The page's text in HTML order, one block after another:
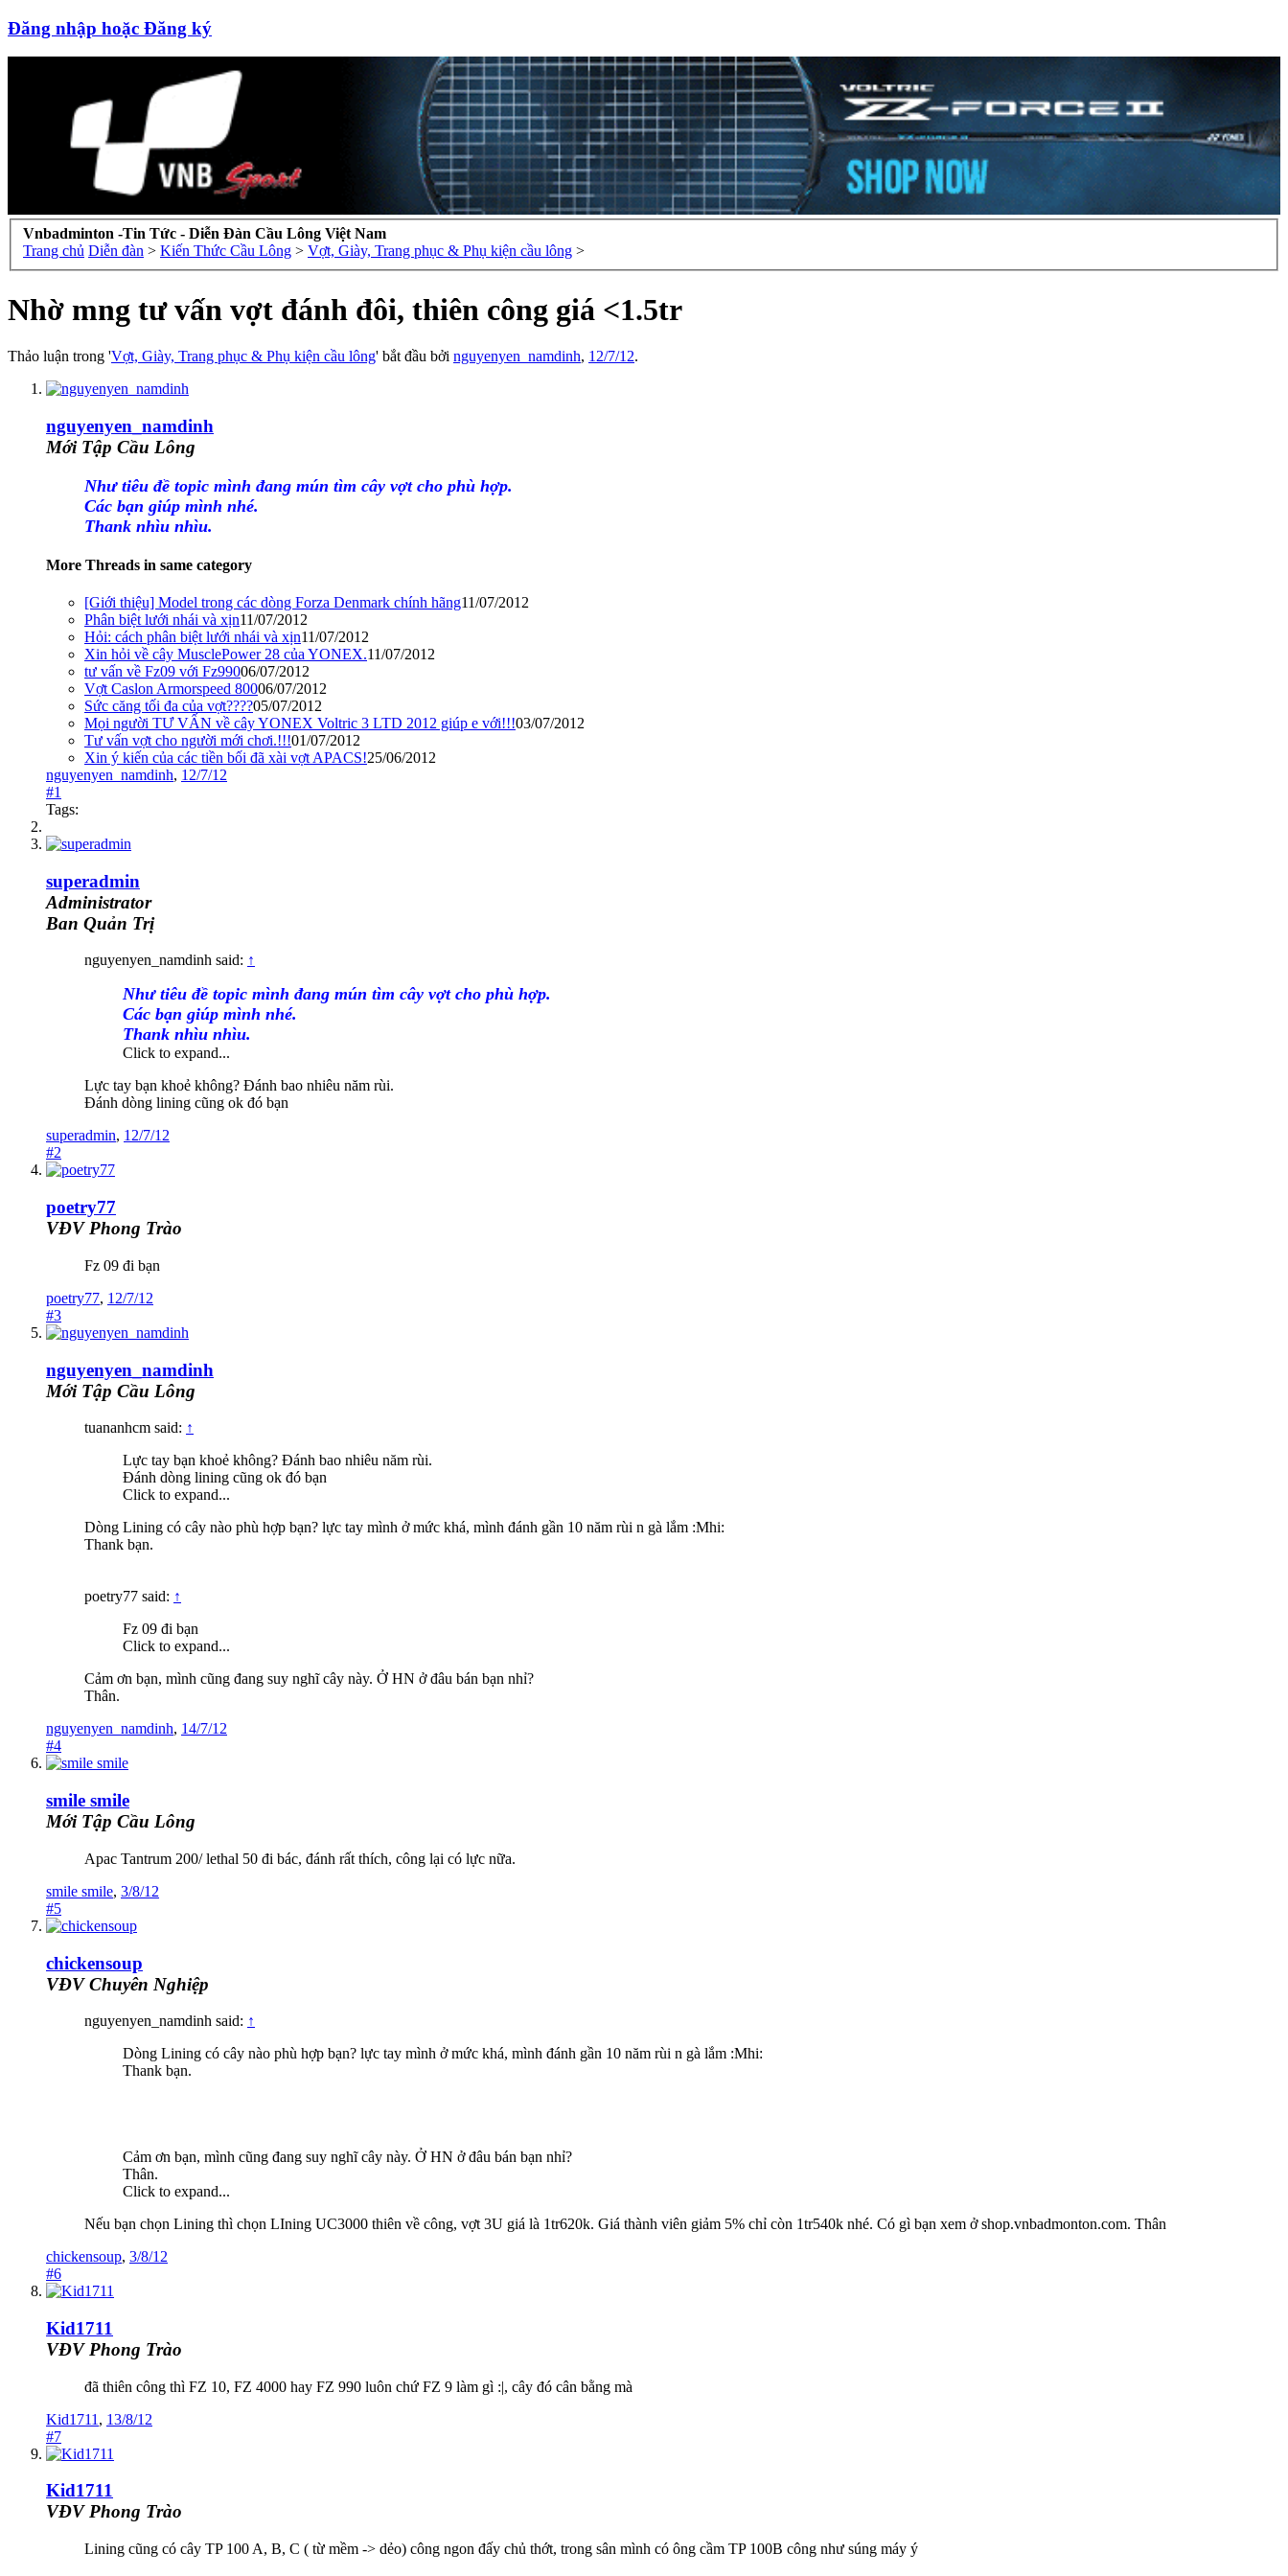
Đăng nhập hoặc Đăng ký
Vnbadminton -Tin Tức - Diễn Đàn Cầu Lông Việt Nam
Trang chủ Diễn đàn > Kiến Thức Cầu Lông > Vợt, Giày, Trang phục & Phụ kiện cầu lông >
Nhờ mng tư vấn vợt đánh đôi, thiên công giá <1.5tr
Thảo luận trong 'Vợt, Giày, Trang phục & Phụ kiện cầu lông' bắt đầu bởi nguyenyen_namdinh, 12/7/12.
nguyenyen_namdinh
Mới Tập Cầu Lông
Như tiêu đề topic mình đang mún tìm cây vợt cho phù hợp.
Các bạn giúp mình nhé.
Thank nhìu nhìu.
More Threads in same category
[Giới thiệu] Model trong các dòng Forza Denmark chính hãng11/07/2012
Phân biệt lưới nhái và xịn11/07/2012
Hỏi: cách phân biệt lưới nhái và xịn11/07/2012
Xin hỏi về cây MusclePower 28 của YONEX.11/07/2012
tư vấn về Fz09 với Fz99006/07/2012
Vợt Caslon Armorspeed 80006/07/2012
Sức căng tối đa của vợt????05/07/2012
Mọi người TƯ VẤN về cây YONEX Voltric 3 LTD 2012 giúp e với!!!03/07/2012
Tư vấn vợt cho người mới chơi.!!!01/07/2012
Xin ý kiến của các tiền bối đã xài vợt APACS!25/06/2012
nguyenyen_namdinh, 12/7/12
#1
Tags:
superadmin
Administrator
Ban Quản Trị
nguyenyen_namdinh said: ↑
Như tiêu đề topic mình đang mún tìm cây vợt cho phù hợp.
Các bạn giúp mình nhé.
Thank nhìu nhìu.
Click to expand...
Lực tay bạn khoẻ không? Đánh bao nhiêu năm rùi.
Đánh dòng lining cũng ok đó bạn
superadmin, 12/7/12
#2
poetry77
VĐV Phong Trào
Fz 09 đi bạn
poetry77, 12/7/12
#3
nguyenyen_namdinh
Mới Tập Cầu Lông
tuananhcm said: ↑
Lực tay bạn khoẻ không? Đánh bao nhiêu năm rùi.
Đánh dòng lining cũng ok đó bạn
Click to expand...
Dòng Lining có cây nào phù hợp bạn? lực tay mình ở mức khá, mình đánh gần 10 năm rùi n gà lắm :Mhi:
Thank bạn.
poetry77 said: ↑
Fz 09 đi bạn
Click to expand...
Cảm ơn bạn, mình cũng đang suy nghĩ cây này. Ở HN ở đâu bán bạn nhỉ?
Thân.
nguyenyen_namdinh, 14/7/12
#4
smile smile
Mới Tập Cầu Lông
Apac Tantrum 200/ lethal 50 đi bác, đánh rất thích, công lại có lực nữa.
smile smile, 3/8/12
#5
chickensoup
VĐV Chuyên Nghiệp
nguyenyen_namdinh said: ↑
Dòng Lining có cây nào phù hợp bạn? lực tay mình ở mức khá, mình đánh gần 10 năm rùi n gà lắm :Mhi:
Thank bạn.
Cảm ơn bạn, mình cũng đang suy nghĩ cây này. Ở HN ở đâu bán bạn nhỉ?
Thân.
Click to expand...
Nếu bạn chọn Lining thì chọn LIning UC3000 thiên về công, vợt 3U giá là 1tr620k. Giá thành viên giảm 5% chỉ còn 1tr540k nhé. Có gì bạn xem ở shop.vnbadmonton.com. Thân
chickensoup, 3/8/12
#6
Kid1711
VĐV Phong Trào
đã thiên công thì FZ 10, FZ 4000 hay FZ 990 luôn chứ FZ 9 làm gì :|, cây đó cân bằng mà
Kid1711 , 13/8/12
#7
Kid1711
VĐV Phong Trào
Lining cũng có cây TP 100 A, B, C ( từ mềm -> dẻo) công ngon đấy chủ thớt, trong sân mình có ông cầm TP 100B công như súng máy ý